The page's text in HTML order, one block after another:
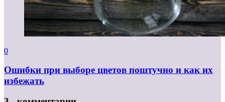
0
Ошибки при выборе цветов поштучно и как их
избежать